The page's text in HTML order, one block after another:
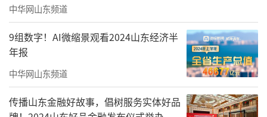
中华网山东频道
9组数字！AI微缩景观看2024山东经济半
年报
中华网山东频道
传播山东金融好故事，倡树服务实体好品